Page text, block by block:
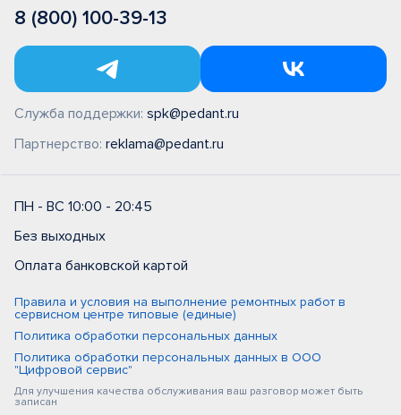
8 (800) 100-39-13
Служба поддержки: spk@pedant.ru
Партнерство: reklama@pedant.ru
ПН - ВС 10:00 - 20:45
Без выходных
Оплата банковской картой
Правила и условия на выполнение ремонтных работ в
сервисном центре типовые (единые)
Политика обработки персональных данных
Политика обработки персональных данных в ООО
"Цифровой сервис"
Для улучшения качества обслуживания ваш разговор может быть
записан